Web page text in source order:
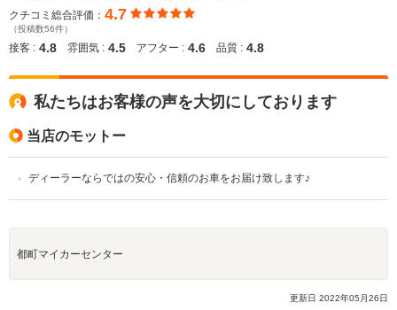
クチコミ総合評価： 4.7
（投稿数56件）
接客 : 4.8 雰囲気 : 4.5 アフター : 4.6 品質 : 4.8
私たちはお客様の声を大切にしております
当店のモットー
ディーラーならではの安心・信頼のお車をお届け致します♪
都町マイカーセンター
更新日 2022年05 月26日